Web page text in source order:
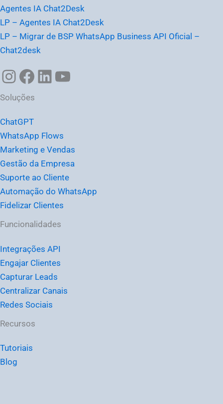
Agentes IA Chat2Desk
LP – Agentes IA Chat2Desk
LP – Migrar de BSP WhatsApp Business API Oficial –
Chat2desk
Soluções
ChatGPT
WhatsApp Flows
Marketing e Vendas
Gestão da Empresa
Suporte ao Cliente
Automação do WhatsApp
Fidelizar Clientes
Funcionalidades
Integrações API
Engajar Clientes
Capturar Leads
Centralizar Canais
Redes Sociais
Recursos
Tutoriais
Blog